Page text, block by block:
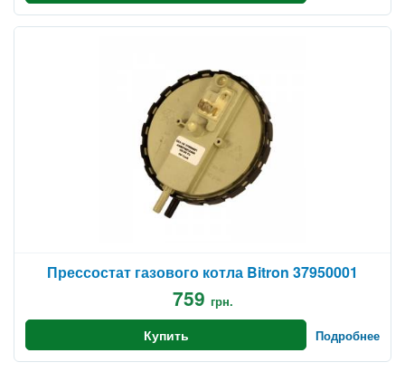
Прессостат газового котла Bitron 37950001
759 грн.
Купить Подробнее